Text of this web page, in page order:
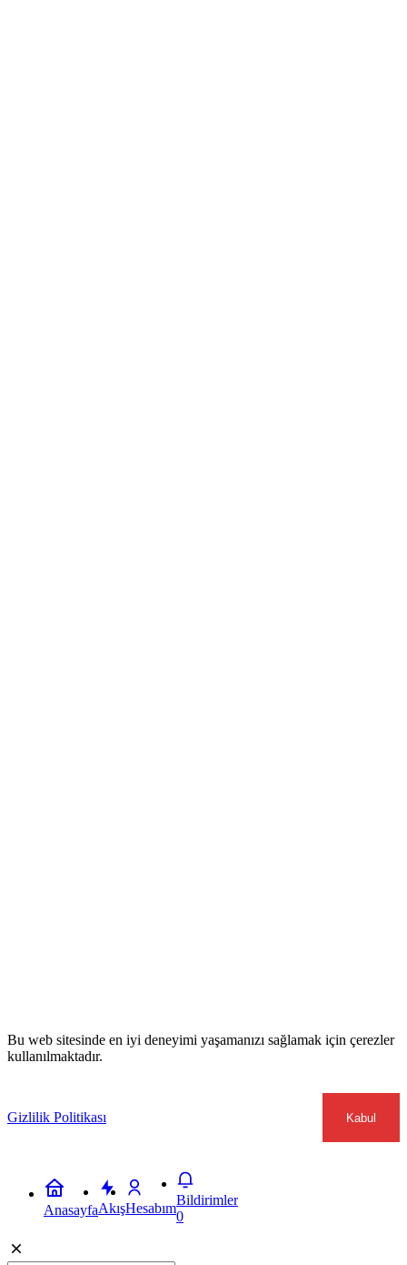
Bu web sitesinde en iyi deneyimi yaşamanızı sağlamak için çerezler
kullanılmaktadır.
Gizlilik Politikası Kabul
AnasayfaAkışHesabım
Bildirimler
0